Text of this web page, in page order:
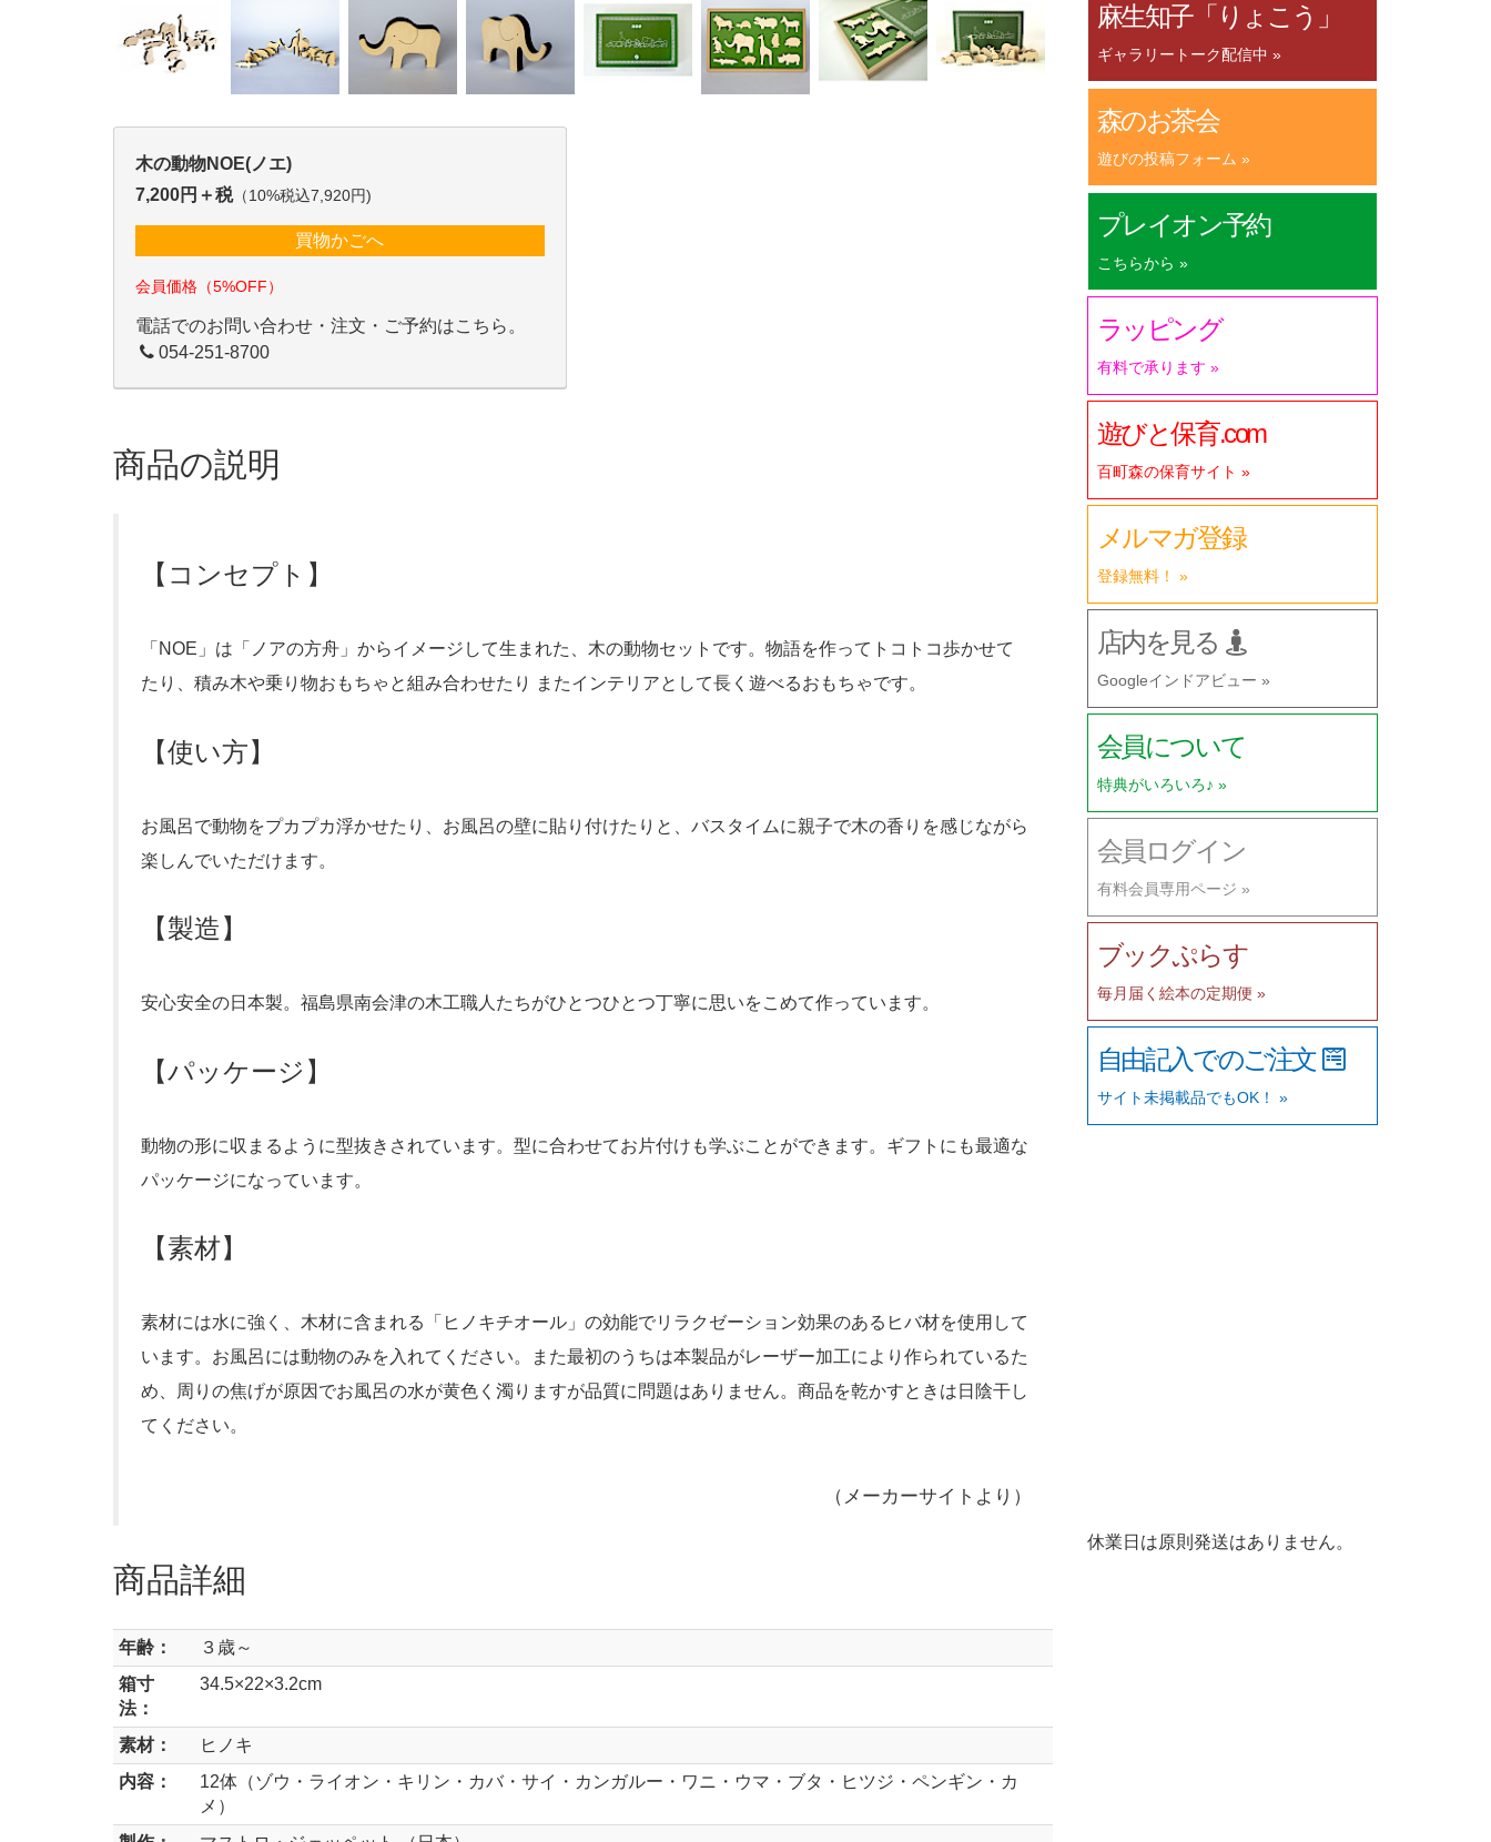
木の動物NOE(ノエ)
7,200円＋税（10%税込7,920円)
買物かごへ
会員価格（5%OFF）
電話でのお問い合わせ・注文・ご予約はこちら。
054-251-8700
商品の説明
【コンセプト】
「NOE」は「ノアの方舟」からイメージして生まれた、木の動物セットです。物語を作ってトコトコ歩かせて
たり、積み木や乗り物おもちゃと組み合わせたり またインテリアとして長く遊べるおもちゃです。
【使い方】
お風呂で動物をプカプカ浮かせたり、お風呂の壁に貼り付けたりと、バスタイムに親子で木の香りを感じながら
楽しんでいただけます。
【製造】
安心安全の日本製。福島県南会津の木工職人たちがひとつひとつ丁寧に思いをこめて作っています。
【パッケージ】
動物の形に収まるように型抜きされています。型に合わせてお片付けも学ぶことができます。ギフトにも最適な
パッケージになっています。
【素材】
素材には水に強く、木材に含まれる「ヒノキチオール」の効能でリラクゼーション効果のあるヒバ材を使用して
います。お風呂には動物のみを入れてください。また最初のうちは本製品がレーザー加工により作られているた
め、周りの焦げが原因でお風呂の水が黄色く濁りますが品質に問題はありません。商品を乾かすときは日陰干し
てください。
（メーカーサイトより）
商品詳細
年齢：
３歳～
箱寸
法：
34.5×22×3.2cm
素材：
ヒノキ
内容：
12体（ゾウ・ライオン・キリン・カバ・サイ・カンガルー・ワニ・ウマ・ブタ・ヒツジ・ペンギン・カ
メ）
麻生知子「りょこう」
ギャラリートーク配信中 »
森のお茶会
遊びの投稿フォーム »
プレイオン予約
こちらから »
ラッピング
有料で承ります »
遊びと保育.com
百町森の保育サイト »
メルマガ登録
登録無料！ »
店内を見る
Googleインドアビュー »
会員について
特典がいろいろ♪ »
会員ログイン
有料会員専用ページ »
ブックぷらす
毎月届く絵本の定期便 »
自由記入でのご注文
サイト未掲載品でもOK！ »
休業日は原則発送はありません。